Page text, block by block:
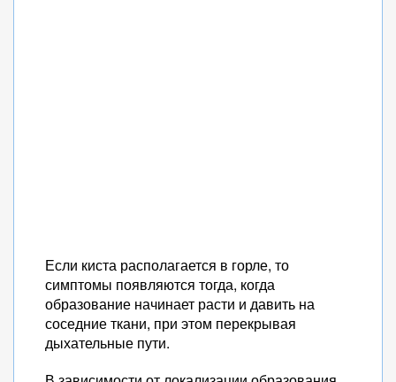
Если киста располагается в горле, то
симптомы появляются тогда, когда
образование начинает расти и давить на
соседние ткани, при этом перекрывая
дыхательные пути.